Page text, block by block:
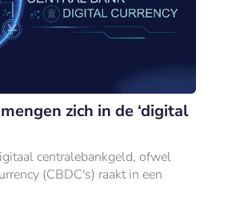
zich in de ‘digital
centralebankgeld, ofwel
(CBDC's) raakt in een